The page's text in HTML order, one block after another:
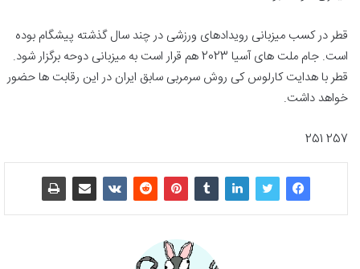
قطر در کسب میزبانی رویدادهای ورزشی در چند سال گذشته پیشگام بوده
است. جام ملت های آسیا 2023 هم قرار است به میزبانی دوحه برگزار شود.
قطر با هدایت کارلوس کی روش سرمربی سابق ایران در این رقابت ها حضور
خواهد داشت.
257 251